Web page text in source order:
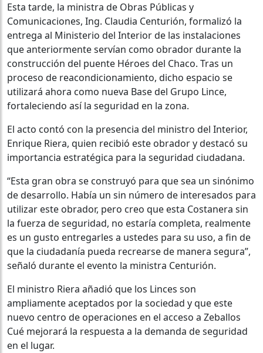
Esta tarde, la ministra de Obras Públicas y
Comunicaciones, Ing. Claudia Centurión, formalizó la
entrega al Ministerio del Interior de las instalaciones
que anteriormente servían como obrador durante la
construcción del puente Héroes del Chaco. Tras un
proceso de reacondicionamiento, dicho espacio se
utilizará ahora como nueva Base del Grupo Lince,
fortaleciendo así la seguridad en la zona.
El acto contó con la presencia del ministro del Interior,
Enrique Riera, quien recibió este obrador y destacó su
importancia estratégica para la seguridad ciudadana.
“Esta gran obra se construyó para que sea un sinónimo
de desarrollo. Había un sin número de interesados para
utilizar este obrador, pero creo que esta Costanera sin
la fuerza de seguridad, no estaría completa, realmente
es un gusto entregarles a ustedes para su uso, a fin de
que la ciudadanía pueda recrearse de manera segura”,
señaló durante el evento la ministra Centurión.
El ministro Riera añadió que los Linces son
ampliamente aceptados por la sociedad y que este
nuevo centro de operaciones en el acceso a Zeballos
Cué mejorará la respuesta a la demanda de seguridad
en el lugar.